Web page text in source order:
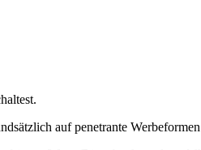
auf penetrante